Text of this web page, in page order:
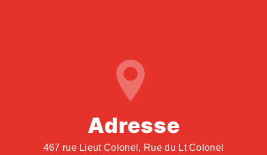
Adresse
467 rue Lieut Colonel, Rue du Lt Colonel